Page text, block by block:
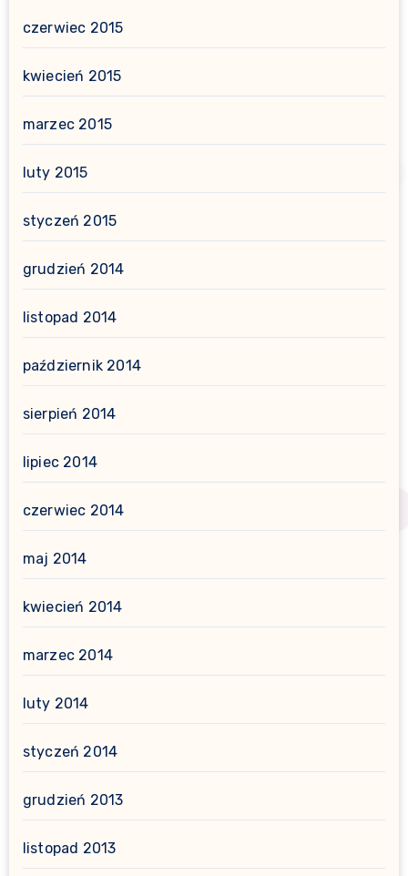
czerwiec 2015
kwiecień 2015
marzec 2015
luty 2015
styczeń 2015
grudzień 2014
listopad 2014
październik 2014
sierpień 2014
lipiec 2014
czerwiec 2014
maj 2014
kwiecień 2014
marzec 2014
luty 2014
styczeń 2014
grudzień 2013
listopad 2013